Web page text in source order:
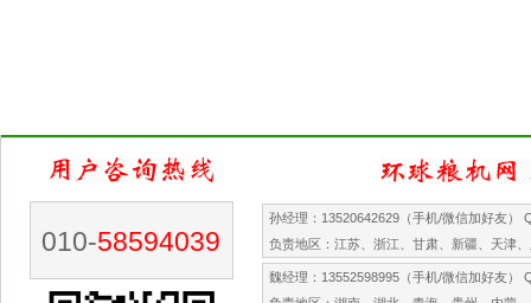
010-58594039
孙经理：13520642629（手机/微信加好友）
负责地区：江苏、浙江、甘肃、新疆、天津
魏经理：13552598995（手机/微信加好友）